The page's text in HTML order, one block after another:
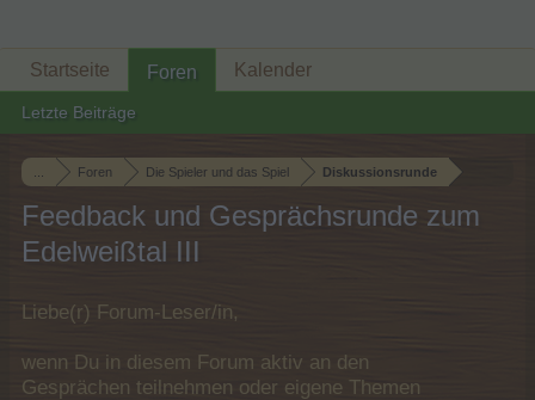
Foren Die Spieler und das Spiel Diskussionsrunde
Feedback und Gesprächsrunde zum
Edelweißtal III
Liebe(r) Forum-Leser/in,
wenn Du in diesem Forum aktiv an den
Gesprächen teilnehmen oder eigene Themen
Startseite Foren
Letzte Beiträge
Kalender